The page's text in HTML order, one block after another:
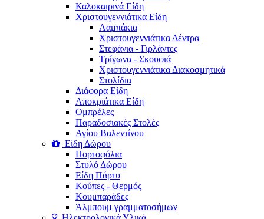
Καλοκαιρινά Eίδη
Χριστουγεννιάτικα Είδη
Λαμπάκια
Χριστουγεννιάτικα Δέντρα
Στεφάνια - Γιρλάντες
Τρίγωνα - Σκουφιά
Χριστουγεννιάτικα Διακοσμητικά
Στολίδια
Διάφορα Είδη
Αποκριάτικα Είδη
Ομπρέλες
Παραδοσιακές Στολές
Αγίου Βαλεντίνου
Είδη Δώρου
Πορτοφόλια
Στυλό Δώρου
Είδη Πάρτυ
Κούπες - Θερμός
Κουμπαράδες
Άλμπουμ γραμματοσήμων